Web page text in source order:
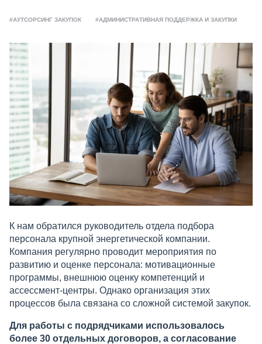
#АУТСОРСИНГ ЗАКУПОК #АДМИНИСТРАТИВНАЯ ПОДДЕРЖКА И ЗАКУПКИ
К нам обратился руководитель отдела подбора
персонала крупной энергетической компании.
Компания регулярно проводит мероприятия по
развитию и оценке персонала: мотивационные
программы, внешнюю оценку компетенций и
ассессмент-центры. Однако организация этих
процессов была связана со сложной системой закупок.
Для работы с подрядчиками использовалось
более 30 отдельных договоров, а согласование